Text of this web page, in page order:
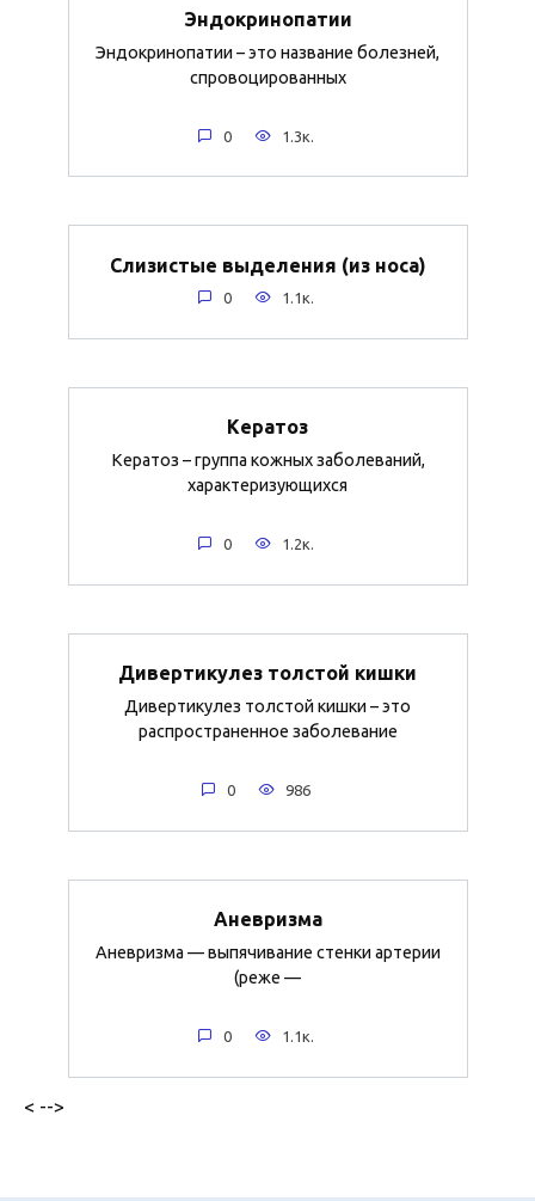
Эндокринопатии
Эндокринопатии – это название болезней,
спровоцированных
0 1.3к.
Слизистые выделения (из носа)
0 1.1к.
Кератоз
Кератоз – группа кожных заболеваний,
характеризующихся
0 1.2к.
Дивертикулез толстой кишки
Дивертикулез толстой кишки – это
распространенное заболевание
0 986
Аневризма
Аневризма — выпячивание стенки артерии
(реже —
0 1.1к.
< -->